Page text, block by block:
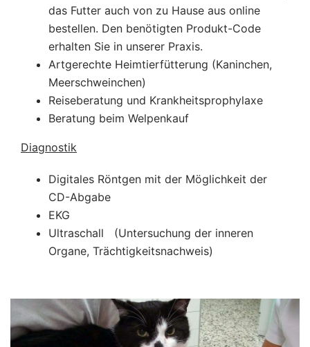
das Futter auch von zu Hause aus online
bestellen. Den benötigten Produkt-Code
erhalten Sie in unserer Praxis.
Artgerechte Heimtierfütterung (Kaninchen,
Meerschweinchen)
Reiseberatung und Krankheitsprophylaxe
Beratung beim Welpenkauf
Diagnostik
Digitales Röntgen mit der Möglichkeit der
CD-Abgabe
EKG
Ultraschall (Untersuchung der inneren
Organe, Trächtigkeitsnachweis)